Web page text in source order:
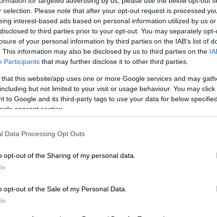
selection. Please note that after your opt-out request is processed
interest-based ads based on personal information utilized by us
to third parties prior to your opt-out. You may separately
of your personal information by third parties on the IAB’s list of
This information may also be disclosed by us to third parties on the
Participants that may further disclose it to other third parties.
that this website/app uses one or more Google services and may
but not limited to your visit or usage behaviour. You may
to Google and its third-party tags to use your data for below
consent section.
Data Processing Opt Outs
opt-out of the Sharing of my personal data.
opt-out of the Sale of my Personal Data.
να συνέλθει από τον εφιάλτη στην Σόφια
με τον κόσμο του, το 2-0 του πρώτου
εναντίον του αλλά ο Δικέφαλος φρόντισε
και σαν ιδανικός... αυτόχειρας, σε μία
«δώρο» στην Λέφσκι που φρόντισε να
της ενδεκάδας, επιστράτευσε τον
Νάρεϊ στην κορυφή της επίθεσης, την
δοκιμασμένη, και εκ του
πετυχημένη, παρουσιάζοντας ένα
από νωρίς αλλά έπρεπε να το
ηνία του παιχνιδιού, με την Λέφσκι να
το μαξιλάρακι των δύο τερμάτων και με